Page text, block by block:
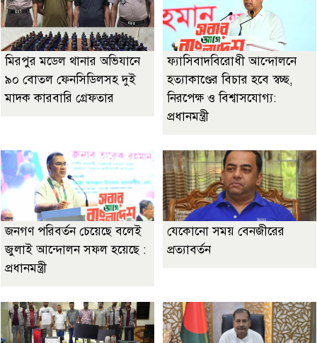
মিরপুর মডেল থানার অভিযানে
৯০ বোতল ফেনসিডিলসহ দুই
মাদক কারবারি গ্রেফতার
ফ্যাসিবাদবিরোধী আন্দোলনে
হত্যাকাণ্ডের বিচার হবে স্বচ্ছ,
নিরপেক্ষ ও বিশ্বাসযোগ্য:
প্রধানমন্ত্রী
জনগণ পরিবর্তন চেয়েছে বলেই
জুলাই আন্দোলন সফল হয়েছে :
প্রধানমন্ত্রী
যেকোনো সময় বেনজীরের
প্রত্যাবর্তন